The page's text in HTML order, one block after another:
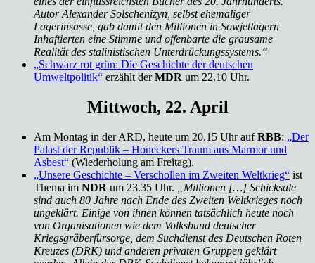
Autor Alexander Solschenizyn, selbst ehemaliger
Lagerinsasse, gab damit den Millionen in Sowjetlagern
Inhaftierten eine Stimme und offenbarte die grausame
Realität des stalinistischen Unterdrückungssystems.“
„Schwarz rot grün: Die Geschichte der deutschen
Umweltpolitik“ erzählt derMDR um 22.10 Uhr.
Mittwoch, 22. April
Am Montag in der ARD, heute um 20.15 Uhr aufRBB: „Der
Palast der Republik – Honeckers Traum aus Marmor und
Asbest“ (Wiederholung am Freitag).
„Unsere Geschichte – Verschollen im Zweiten Weltkrieg“ ist
Thema im NDR um 23.35 Uhr.
„Millionen […] Schicksale
sind auch 80 Jahre nach Ende des Zweiten Weltkrieges noch
ungeklärt. Einige von ihnen können tatsächlich heute noch
von Organisationen wie dem Volksbund deutscher
Kriegsgräberfürsorge, dem Suchdienst des Deutschen Roten
Kreuzes (DRK) und anderen privaten Gruppen geklärt